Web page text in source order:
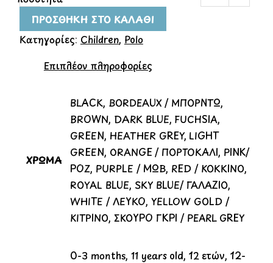
ΠΡΟΣΘΉΚΗ ΣΤΟ ΚΑΛΆΘΙ
Κατηγορίες: Children, Polo
Επιπλέον πληροφορίες
ΧΡΩΜΑ
BLACK, BORDEAUX / ΜΠΟΡΝΤΩ,
BROWN, DARK BLUE, FUCHSIA,
GREEN, HEATHER GREY, LIGHT
GREEN, ORANGE / ΠΟΡΤΟΚΑΛΙ, PINK/
ΡΟΖ, PURPLE / ΜΩΒ, RED / ΚΟΚΚΙΝΟ,
ROYAL BLUE, SKY BLUE/ ΓΑΛΑΖΙΟ,
WHITE / ΛΕΥΚΟ, YELLOW GOLD /
ΚΙΤΡΙΝΟ, ΣΚΟΥΡΟ ΓΚΡΙ / PEARL GREY
0-3 months, 11 years old, 12 ετών, 12-